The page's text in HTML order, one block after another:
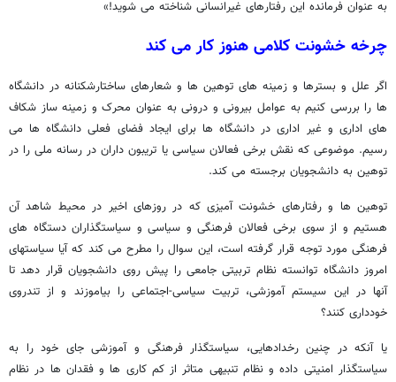
به عنوان فرمانده این رفتارهای غیرانسانی شناخته می شوید!»
چرخه خشونت کلامی هنوز کار می کند
اگر علل و بسترها و زمینه های توهین ها و شعارهای ساختارشکنانه در دانشگاه
ها را بررسی کنیم به عوامل بیرونی و درونی به عنوان محرک و زمینه ساز شکاف
های اداری و غیر اداری در دانشگاه ها برای ایجاد فضای فعلی دانشگاه ها می
رسیم. موضوعی که نقش برخی فعالان سیاسی یا تریبون داران در رسانه ملی را در
توهین به دانشجویان برجسته می کند.
توهین ها و رفتارهای خشونت آمیزی که در روزهای اخیر در محیط شاهد آن
هستیم و از سوی برخی فعالان فرهنگی و سیاسی و سیاستگذاران دستگاه های
فرهنگی مورد توجه قرار گرفته است، این سوال را مطرح می کند که آیا سیاستهای
امروز دانشگاه توانسته نظام تربیتی جامعی را پیش روی دانشجویان قرار دهد تا
آنها در این سیستم آموزشی، تربیت سیاسی-اجتماعی را بیاموزند و از تندروی
خودداری کنند؟
یا آنکه در چنین رخدادهایی، سیاستگذار فرهنگی و آموزشی جای خود را به
سیاستگذار امنیتی داده و نظام تنبیهی متاثر از کم کاری ها و فقدان ها در نظام